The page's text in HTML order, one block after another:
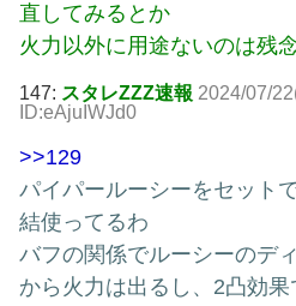
直してみるとか
火力以外に用途ないのは残
147: スタレZZZ速報 2024/07/
ID:eAjuIWJd0
>>129
パイパールーシーをセット
結使ってるわ
バフの関係でルーシーのデ
から火力は出るし、2凸効果